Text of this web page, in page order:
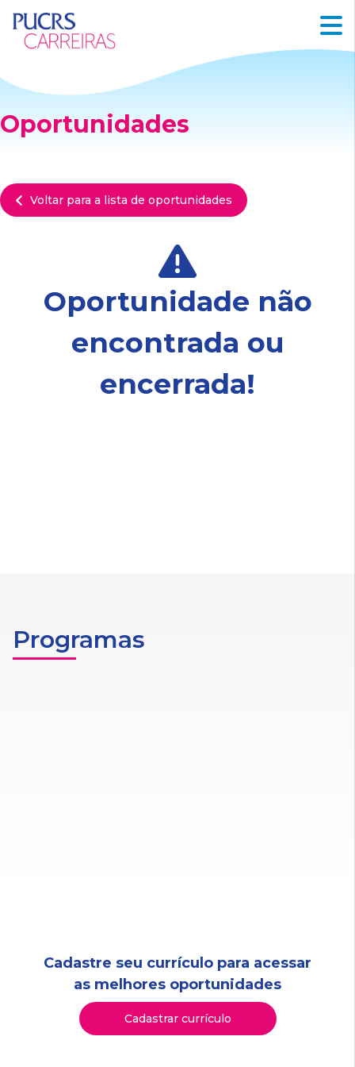
Oportunidades
Voltar para a lista de oportunidades
Oportunidade não
encontrada ou
encerrada!
Programas
Cadastre seu currículo para acessar
as melhores oportunidades
Cadastrar currículo